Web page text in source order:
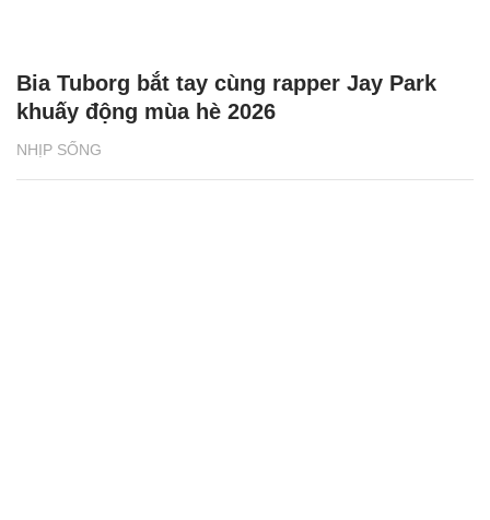
NHỊP SỐNG
Bia Tuborg bắt tay cùng rapper Jay Park
khuấy động mùa hè 2026